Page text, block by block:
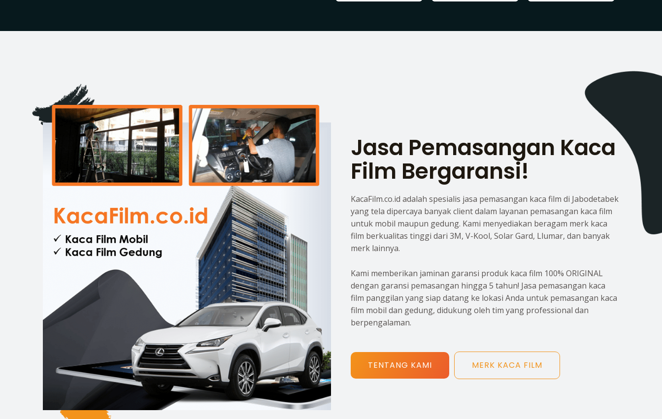
Jasa Pemasangan Kaca
Film Bergaransi!
KacaFilm.co.id adalah spesialis jasa pemasangan kaca film di Jabodetabek
yang tela dipercaya banyak client dalam layanan pemasangan kaca film
untuk mobil maupun gedung. Kami menyediakan beragam merk kaca
film berkualitas tinggi dari 3M, V-Kool, Solar Gard, Llumar, dan banyak
merk lainnya.
Kami memberikan jaminan garansi produk kaca film 100% ORIGINAL
dengan garansi pemasangan hingga 5 tahun! Jasa pemasangan kaca
film panggilan yang siap datang ke lokasi Anda untuk pemasangan kaca
film mobil dan gedung, didukung oleh tim yang professional dan
berpengalaman.
TENTANG KAMI MERK KACA FILM